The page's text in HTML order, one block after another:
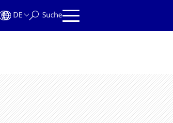
DE Suche